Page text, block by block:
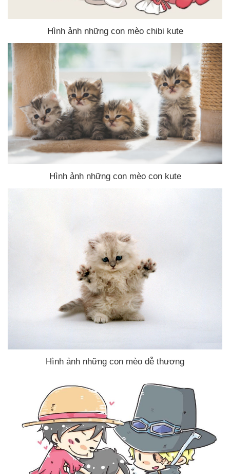
Hình ảnh những con mèo chibi kute
Hình ảnh những con mèo con kute
Hình ảnh những con mèo dễ thương